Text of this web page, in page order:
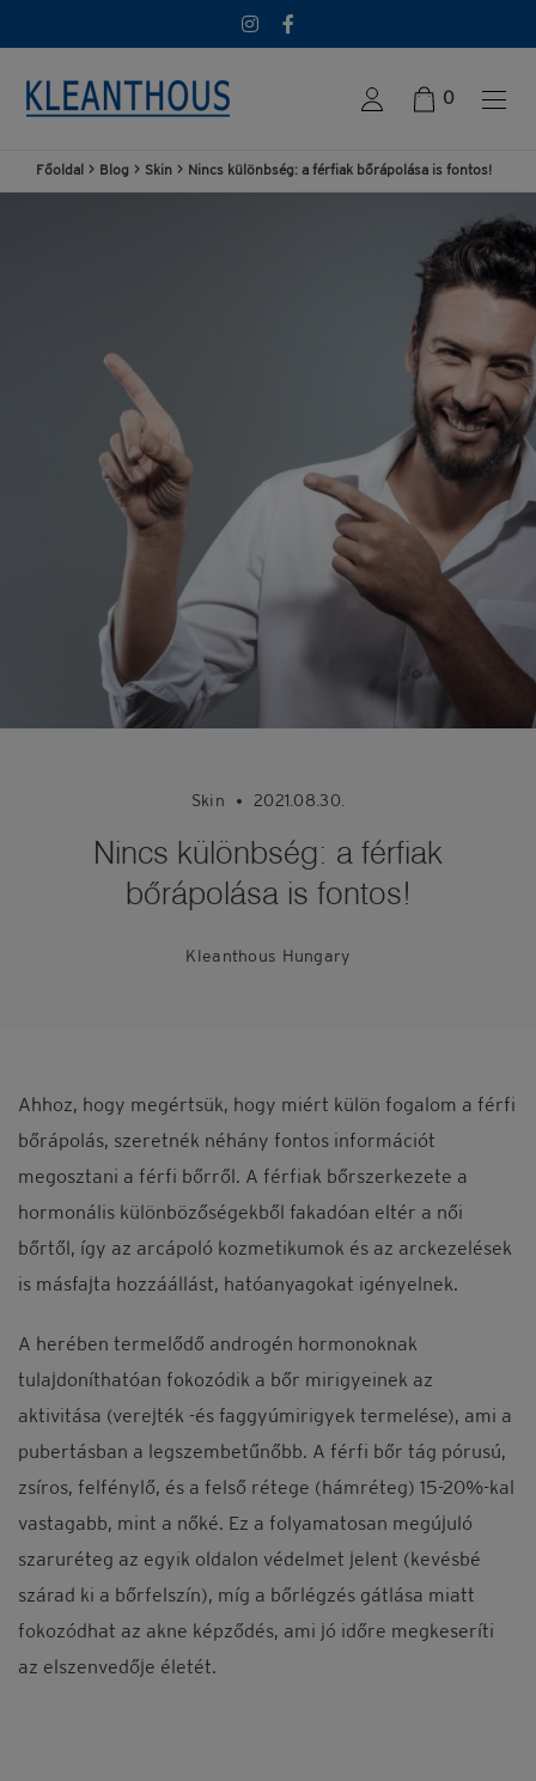
0
Főoldal > Blog > Skin > Nincs különbség: a férfiak bőrápolása is fontos!
Skin 2021.08.30.
Nincs különbség: a férfiak
bőrápolása is fontos!
Kleanthous Hungary
Ahhoz, hogy megértsük, hogy miért külön fogalom a férfi
bőrápolás, szeretnék néhány fontos információt
megosztani a férfi bőrről. A férfiak bőrszerkezete a
hormonális különbözőségekből fakadóan eltér a női
bőrtől, így az arcápoló kozmetikumok és az arckezelések
is másfajta hozzáállást, hatóanyagokat igényelnek.
A herében termelődő androgén hormonoknak
tulajdoníthatóan fokozódik a bőr mirigyeinek az
aktivitása (verejték -és faggyúmirigyek termelése), ami a
pubertásban a legszembetűnőbb. A férfi bőr tág pórusú,
zsíros, felfénylő, és a felső rétege (hámréteg) 15-20%-kal
vastagabb, mint a nőké. Ez a folyamatosan megújuló
szaruréteg az egyik oldalon védelmet jelent (kevésbé
szárad ki a bőrfelszín), míg a bőrlégzés gátlása miatt
fokozódhat az akne képződés, ami jó időre megkeseríti
az elszenvedője életét.